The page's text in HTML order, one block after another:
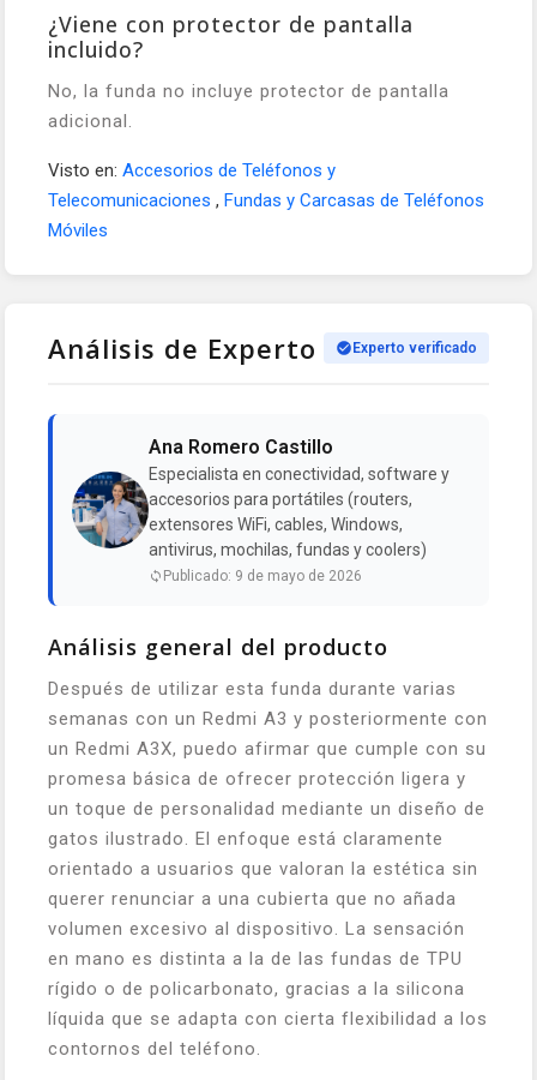
¿Viene con protector de pantalla
incluido?
No, la funda no incluye protector de pantalla
adicional.
Visto en: Accesorios de Teléfonos y
Telecomunicaciones , Fundas y Carcasas de Teléfonos
Móviles
Análisis de Experto Experto verificado
Ana Romero Castillo
Especialista en conectividad, software y
accesorios para portátiles (routers,
extensores WiFi, cables, Windows,
antivirus, mochilas, fundas y coolers)
Publicado: 9 de mayo de 2026
Análisis general del producto
Después de utilizar esta funda durante varias
semanas con un Redmi A3 y posteriormente con
un Redmi A3X, puedo afirmar que cumple con su
promesa básica de ofrecer protección ligera y
un toque de personalidad mediante un diseño de
gatos ilustrado. El enfoque está claramente
orientado a usuarios que valoran la estética sin
querer renunciar a una cubierta que no añada
volumen excesivo al dispositivo. La sensación
en mano es distinta a la de las fundas de TPU
rígido o de policarbonato, gracias a la silicona
líquida que se adapta con cierta flexibilidad a los
contornos del teléfono.